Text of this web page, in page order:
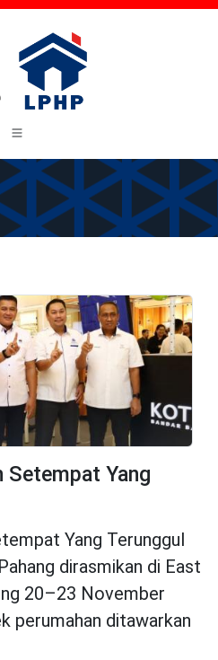
Setempat Yang
Yang Terunggul
dirasmikan di East
20–23 November
perumahan ditawarkan